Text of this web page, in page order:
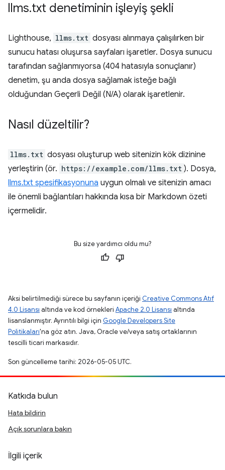
llms.txt denetiminin işleyiş şekli
Lighthouse, llms.txt dosyası alınmaya çalışılırken bir
sunucu hatası oluşursa sayfaları işaretler. Dosya sunucu
tarafından sağlanmıyorsa (404 hatasıyla sonuçlanır)
denetim, şu anda dosya sağlamak isteğe bağlı
olduğundan Geçerli Değil (N/A) olarak işaretlenir.
Nasıl düzeltilir?
llms.txt dosyası oluşturup web sitenizin kök dizinine
yerleştirin (ör. https://example.com/llms.txt ). Dosya,
llms.txt spesifikasyonuna uygun olmalı ve sitenizin amacı
ile önemli bağlantıları hakkında kısa bir Markdown özeti
içermelidir.
Bu size yardımcı oldu mu?
Aksi belirtilmediği sürece bu sayfanın içeriği Creative Commons Atıf
4.0 Lisansı altında ve kod örnekleri Apache 2.0 Lisansı altında
lisanslanmıştır. Ayrıntılı bilgi için Google Developers Site
Politikaları'na göz atın. Java, Oracle ve/veya satış ortaklarının
tescilli ticari markasıdır.
Son güncelleme tarihi: 2026-05-05 UTC.
Katkıda bulun
Hata bildirin
Açık sorunlara bakın
İlgili içerik